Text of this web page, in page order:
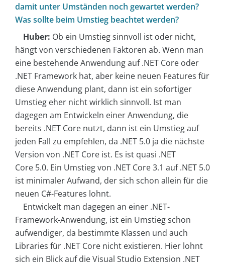
damit unter Umständen noch gewartet werden?
Was sollte beim Umstieg beachtet werden?
Huber: Ob ein Umstieg sinnvoll ist oder nicht,
hängt von verschiedenen Faktoren ab. Wenn man
eine bestehende Anwendung auf .NET Core oder
.NET Framework hat, aber keine neuen Features für
diese Anwendung plant, dann ist ein sofortiger
Umstieg eher nicht wirklich sinnvoll. Ist man
dagegen am Entwickeln einer Anwendung, die
bereits .NET Core nutzt, dann ist ein Umstieg auf
jeden Fall zu empfehlen, da .NET 5.0 ja die nächste
Version von .NET Core ist. Es ist quasi .NET
Core 5.0. Ein Umstieg von .NET Core 3.1 auf .NET 5.0
ist minimaler Aufwand, der sich schon allein für die
neuen C#-Features lohnt.
Entwickelt man dagegen an einer .NET-
Framework-Anwendung, ist ein Umstieg schon
aufwendiger, da bestimmte Klassen und auch
Libraries für .NET Core nicht existieren. Hier lohnt
sich ein Blick auf die Visual Studio Extension .NET